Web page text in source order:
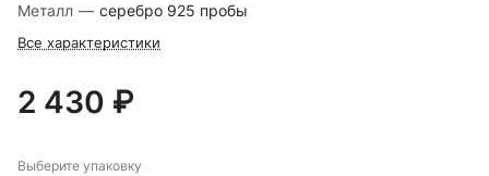
Металл — серебро 925 пробы
Все характеристики
2 430 ₽
Выберите упаковку